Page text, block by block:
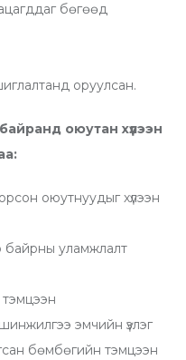
бөгөөд
оруулсан.
оюутан хүлээн
:
оюутнуудыг хүлээн
уламжлалт
эмчийн үзлэг
бөмбөгийн тэмцээн